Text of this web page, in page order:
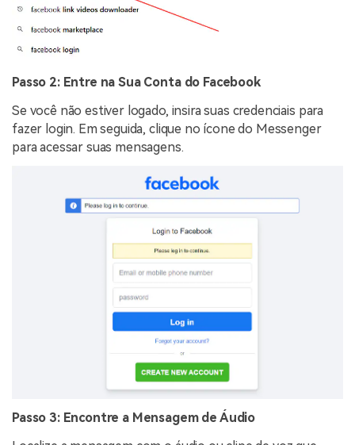
Passo 2: Entre na Sua Conta do Facebook
Se você não estiver logado, insira suas credenciais para
fazer login. Em seguida, clique no ícone do Messenger
para acessar suas mensagens.
Passo 3: Encontre a Mensagem de Áudio